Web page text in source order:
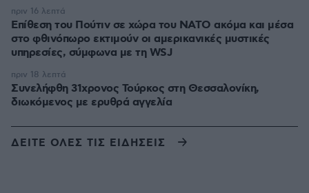
Επίθεση του Πούτιν σε χώρα του ΝΑΤΟ ακόμα και μέσα
στο φθινόπωρο εκτιμούν οι αμερικανικές μυστικές
υπηρεσίες, σύμφωνα με τη WSJ
πριν 16 λεπτά
Συνελήφθη 31χρονος Τούρκος στη Θεσσαλονίκη,
διωκόμενος με ερυθρά αγγελία
πριν 18 λεπτά
ΔΕΙΤΕ ΟΛΕΣ ΤΙΣ ΕΙΔΗΣΕΙΣ